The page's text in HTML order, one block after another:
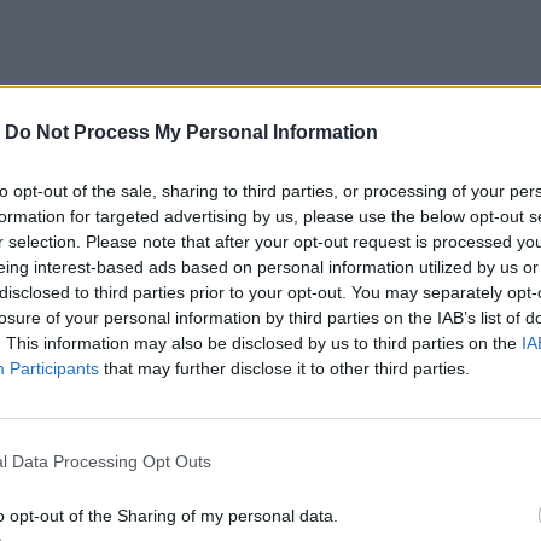
Do Not Process My Personal Information
opt-out of the sale, sharing to third parties, or processing of your
for targeted advertising by us, please use the below opt-out
selection. Please note that after your opt-out request is processed
interest-based ads based on personal information utilized by us
to third parties prior to your opt-out. You may separately
of your personal information by third parties on the IAB’s list of
This information may also be disclosed by us to third parties on the
Participants that may further disclose it to other third parties.
Data Processing Opt Outs
opt-out of the Sharing of my personal data.
η εμπειρία του χρόνου είναι ευέλικτη
και σε ορισμένες άλλες επιβραδύνεται.
συνείδησης (όπως για παράδειγμα
ναρκωτικών, οι τραυματικές καταστάσεις ή
ο χρόνος φαίνεται να επιβραδύνεται σε
που κρύβονται πίσω από τις διαφορετικές
να επιβραδύνουμε λίγο τα πράγματα.